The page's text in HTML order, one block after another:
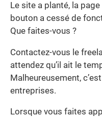
Le site a planté, la
bouton a cessé de
Que faites-vous ?
Contactez-vous le
attendez qu’il ait le
Malheureusement,
entreprises.
Lorsque vous faites